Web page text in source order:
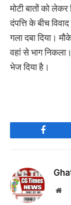
मोटी बातों को लेकर
दंपत्ति के बीच
गला दबा दिया।
वहां से भाग
भेज दिया है।